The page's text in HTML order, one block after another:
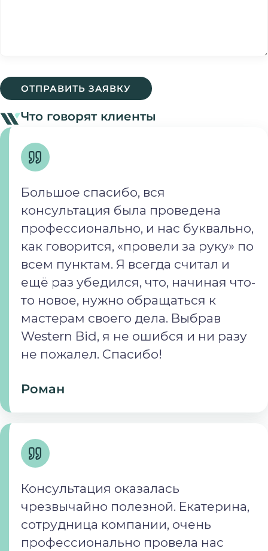
Что говорят клиенты
Большое спасибо, вся
консультация была проведена
профессионально, и нас буквально,
как говорится, «провели за руку» по
всем пунктам. Я всегда считал и
ещё раз убедился, что, начиная что-
то новое, нужно обращаться к
мастерам своего дела. Выбрав
Western Bid, я не ошибся и ни разу
не пожалел. Спасибо!
Роман
Консультация оказалась
чрезвычайно полезной. Екатерина,
сотрудница компании, очень
профессионально провела нас